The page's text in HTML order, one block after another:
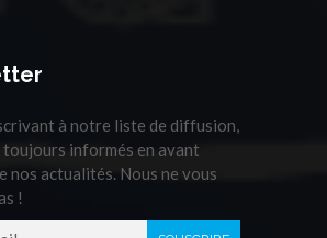
à notre liste de diffusion,
toujours informés en avant
nos actualités. Nous ne vous
!